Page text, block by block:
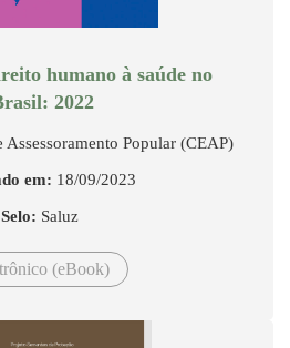
humano à saúde no
2022
Assessoramento Popular (CEAP)
em: 18/09/2023
Selo: Saluz
(eBook)